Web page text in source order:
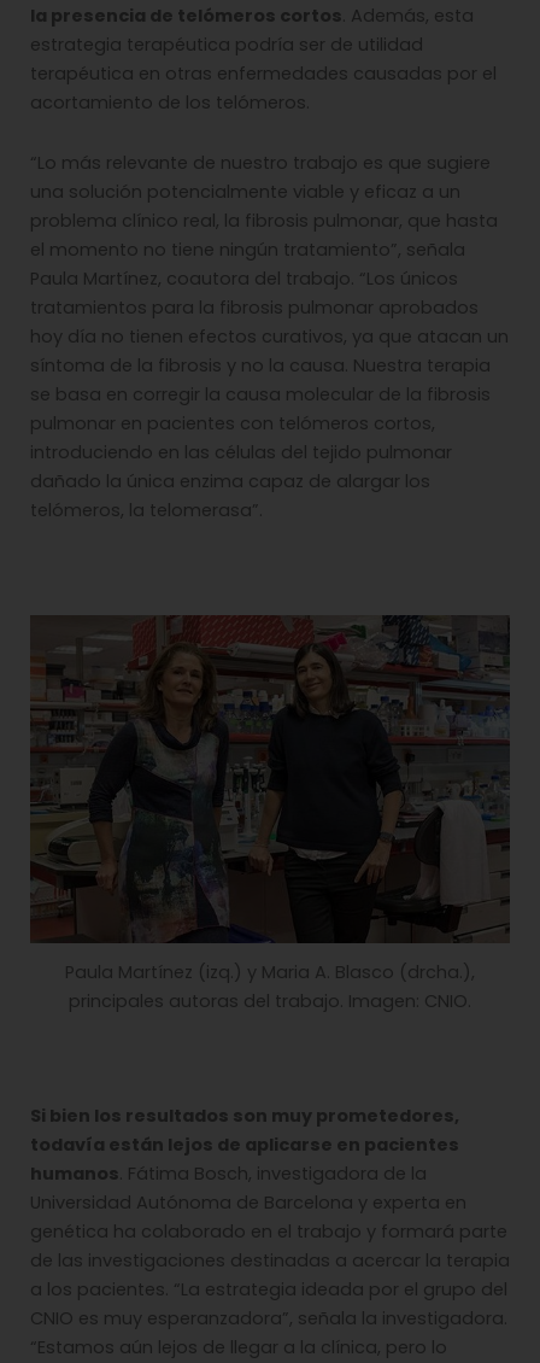
la presencia de telómeros cortos. Además, esta
estrategia terapéutica podría ser de utilidad
terapéutica en otras enfermedades causadas por el
acortamiento de los telómeros.
“Lo más relevante de nuestro trabajo es que sugiere
una solución potencialmente viable y eficaz a un
problema clínico real, la fibrosis pulmonar, que hasta
el momento no tiene ningún tratamiento”, señala
Paula Martínez, coautora del trabajo. “Los únicos
tratamientos para la fibrosis pulmonar aprobados
hoy día no tienen efectos curativos, ya que atacan un
síntoma de la fibrosis y no la causa. Nuestra terapia
se basa en corregir la causa molecular de la fibrosis
pulmonar en pacientes con telómeros cortos,
introduciendo en las células del tejido pulmonar
dañado la única enzima capaz de alargar los
telómeros, la telomerasa”.
Paula Martínez (izq.) y Maria A. Blasco (drcha.),
principales autoras del trabajo. Imagen: CNIO.
Si bien los resultados son muy prometedores,
todavía están lejos de aplicarse en pacientes
humanos. Fátima Bosch, investigadora de la
Universidad Autónoma de Barcelona y experta en
genética ha colaborado en el trabajo y formará parte
de las investigaciones destinadas a acercar la terapia
a los pacientes. “La estrategia ideada por el grupo del
CNIO es muy esperanzadora”, señala la investigadora.
“Estamos aún lejos de llegar a la clínica, pero lo